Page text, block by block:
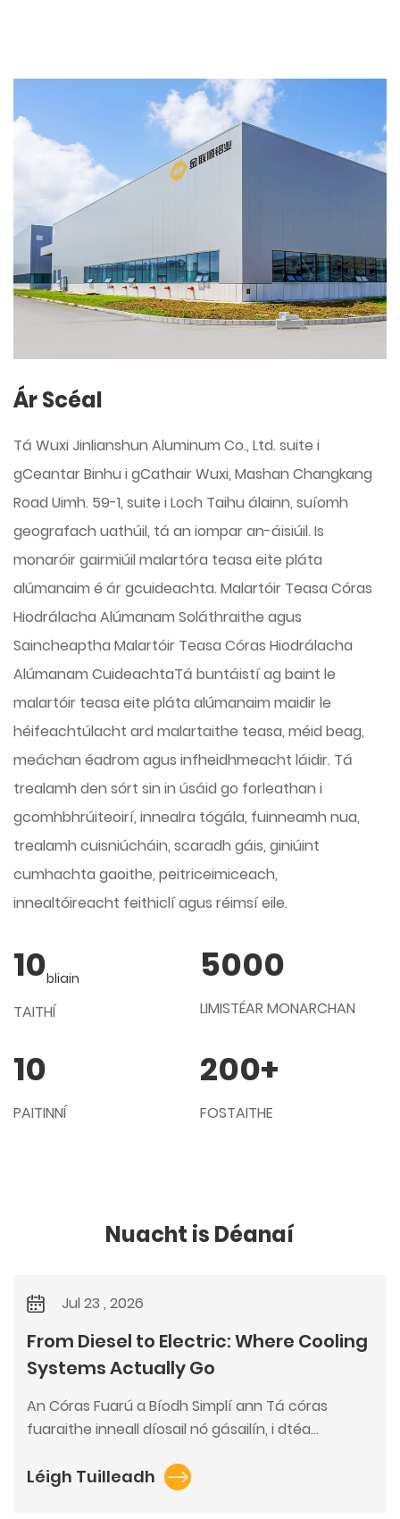
Ár Scéal
Tá Wuxi Jinlianshun Aluminum Co., Ltd. suite i
gCeantar Binhu i gCathair Wuxi, Mashan Changkang
Road Uimh. 59-1, suite i Loch Taihu álainn, suíomh
geografach uathúil, tá an iompar an-áisiúil. Is
monaróir gairmiúil malartóra teasa eite pláta
alúmanaim é ár gcuideachta. Malartóir Teasa Córas
Hiodrálacha Alúmanam Soláthraithe agus
Saincheaptha Malartóir Teasa Córas Hiodrálacha
Alúmanam CuideachtaTá buntáistí ag baint le
malartóir teasa eite pláta alúmanaim maidir le
héifeachtúlacht ard malartaithe teasa, méid beag,
meáchan éadrom agus infheidhmeacht láidir. Tá
trealamh den sórt sin in úsáid go forleathan i
gcomhbhrúiteoirí, innealra tógála, fuinneamh nua,
trealamh cuisniúcháin, scaradh gáis, giniúint
cumhachta gaoithe, peitriceimiceach,
innealtóireacht feithiclí agus réimsí eile.
10bliain
TAITHÍ
5000
LIMISTÉAR MONARCHAN
10
PAITINNÍ
200+
FOSTAITHE
Nuacht is Déanaí
Jul 23 , 2026
From Diesel to Electric: Where Cooling
Systems Actually Go
An Córas Fuarú a Bíodh Simplí ann Tá córas
fuaraithe inneall díosail nó gásailín, i dtéa...
Léigh Tuilleadh